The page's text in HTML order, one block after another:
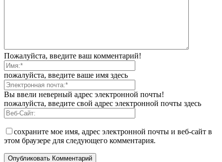
Пожалуйста, введите ваш комментарий!
пожалуйста, введите ваше имя здесь
Вы ввели неверный адрес электронной почты!
пожалуйста, введите свой адрес электронной почты здесь
сохраните мое имя, адрес электронной почты и веб-сайт в
этом браузере для следующего комментария.